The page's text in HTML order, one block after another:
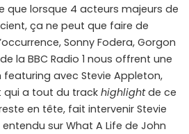
que lorsque 4 acteurs majeurs de
ça ne peut que faire de
Sonny Fodera, Gorgon
la BBC Radio 1 nous offrent une
avec Stevie Appleton,
qui a tout du track highlightde ce
en tête, fait intervenir Stevie
sur What A Life de John